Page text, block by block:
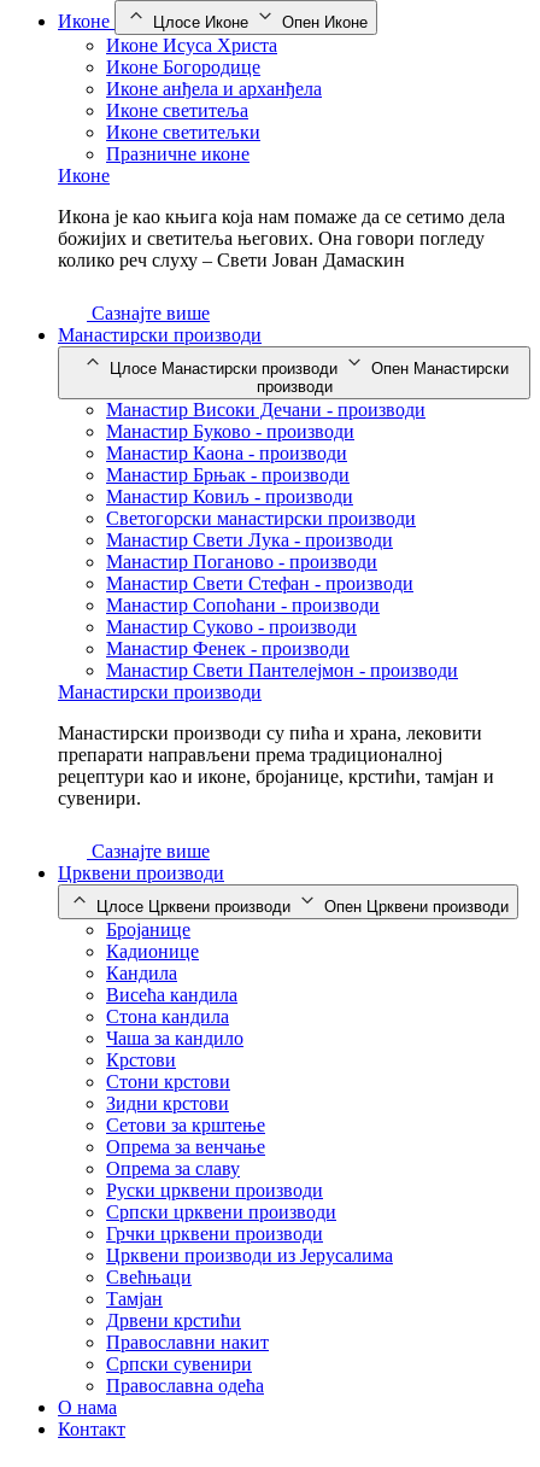
Иконе
Цлосе Иконе Опен Иконе
Иконе Исуса Христа
Иконе Богородице
Иконе анђела и арханђела
Иконе светитеља
Иконе светитељки
Празничне иконе
Иконе
Икона је као књига која нам помаже да се сетимо дела
божијих и светитеља његових. Она говори погледу
колико реч слуху – Свети Јован Дамаскин
Сазнајте више
Манастирски производи
Цлосе Манастирски производи
Опен Манастирски
производи
Манастир Високи Дечани - производи
Манастир Буково - производи
Манастир Каона - производи
Манастир Брњак - производи
Манастир Ковиљ - производи
Светогорски манастирски производи
Манастир Свети Лука - производи
Манастир Поганово - производи
Манастир Свети Стефан - производи
Манастир Сопоћани - производи
Манастир Суково - производи
Манастир Фенек - производи
Манастир Свети Пантелејмон - производи
Манастирски производи
Манастирски производи су пића и храна, лековити
препарати направљени према традиционалној
рецептури као и иконе, бројанице, крстићи, тамјан и
сувенири.
Сазнајте више
Црквени производи
Цлосе Црквени производи Опен Црквени производи
Бројанице
Кадионице
Кандила
Висећа кандила
Стона кандила
Чаша за кандило
Крстови
Стони крстови
Зидни крстови
Сетови за крштење
Опрема за венчање
Опрема за славу
Руски црквени производи
Српски црквени производи
Грчки црквени производи
Црквени производи из Јерусалима
Свећњаци
Тамјан
Дрвени крстићи
Православни накит
Српски сувенири
Православна одећа
О нама
Контакт